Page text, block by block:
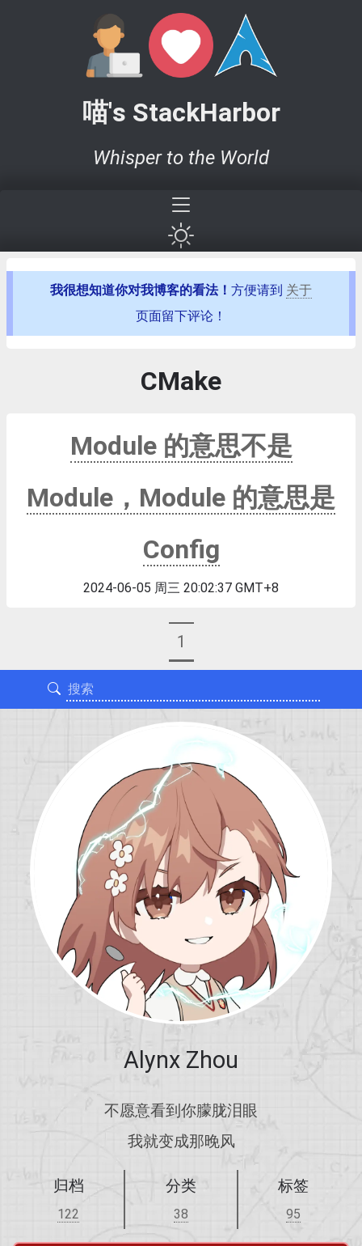
喵's StackHarbor
Whisper to the World
我很想知道你对我博客的看法！ 方便请到 关于
页面留下评论！
CMake
Module 的意思不是
Module，Module 的意思是
Config
2024-06-05 周三 20:02:37 GMT+8
1
Alynx Zhou
不愿意看到你朦胧泪眼
我就变成那晚风
归档
122
分类
38
标签
95